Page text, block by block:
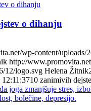
o dihanju
wp-content/uploads/
http://
12/logo.svg Helena Žitnik
10 zanimivih